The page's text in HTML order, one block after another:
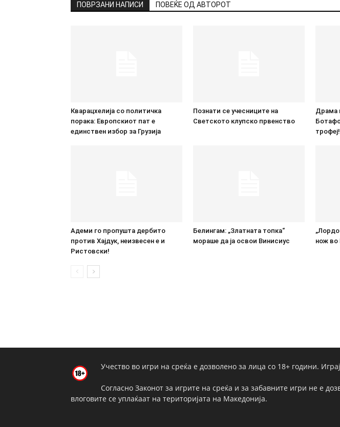
ПОВРЗАНИ НАПИСИ ПОВЕЌЕ ОД АВТОРОТ
Кварацхелија со политичка
порака: Европскиот пат е
единствен избор за Грузија
Познати се учесниците на
Светското клупско првенство
Драма
трофеј!
Адеми го пропушта дербито
против Хајдук, неизвесен е и
Ристовски!
Белингам: „Златната топка“
мораше да ја освои Винисиус
нож во
Учество во игри на среќа е дозволено за лица со 18+ години.
Согласно Законот за игрите на среќа и за забавните игри не е
влоговите се уплаќаат на територијата на Македонија.